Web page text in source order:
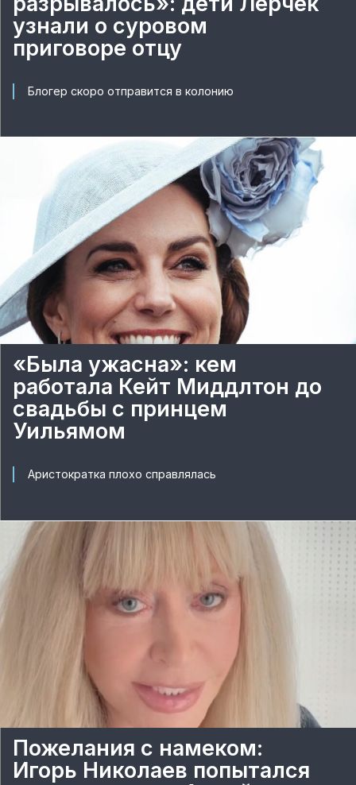
узнали о суровом
приговоре отцу
Блогер скоро отправится в колонию
«Была ужасна»: кем
работала Кейт Миддлтон до
свадьбы с принцем
Уильямом
Аристократка плохо справлялась
Пожелания с намеком:
Игорь Николаев попытался